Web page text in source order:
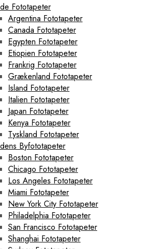
Fototapeter
Argentina Fototapeter
Canada Fototapeter
Egypten Fototapeter
Etiopien Fototapeter
Frankrig Fototapeter
Grækenland Fototapeter
Island Fototapeter
Italien Fototapeter
Japan Fototapeter
Kenya Fototapeter
Tyskland Fototapeter
Byfototapeter
Boston Fototapeter
Chicago Fototapeter
Los Angeles Fototapeter
Miami Fototapeter
New York City Fototapeter
Philadelphia Fototapeter
San Francisco Fototapeter
Shanghai Fototapeter